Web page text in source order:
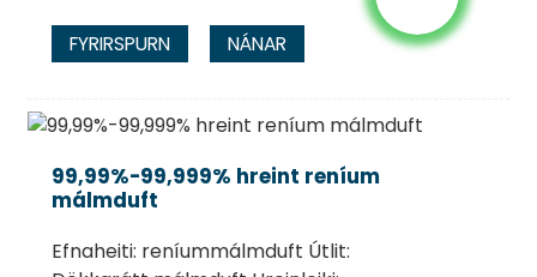
FYRIRSPURN NÁNAR
99,99%-99,999% hreint reníum
málmduft
Efnaheiti: reníummálmduft Útlit: